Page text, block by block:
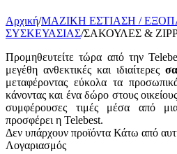
Αρχική/ΜΑΖΙΚΗ ΕΣΤΙΑΣΗ /
ΣΥΣΚΕΥΑΣΙΑΣ/ΣΑΚΟΥΛΕΣ &
Προμηθευτείτε τώρα από την
μεγέθη ανθεκτικές και ιδιαίτερες
μεταφέροντας εύκολα τα
κάνοντας και ένα δώρο στους
συμφέρουσες τιμές μέσα από
προσφέρει η Telebest.
Δεν υπάρχουν προϊόντα Κάτω από
Λογαριασμός